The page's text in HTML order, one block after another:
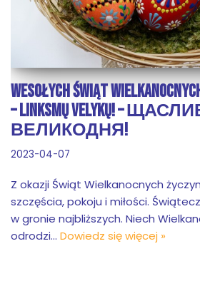
WESOŁYCH ŚWIĄT
– LINKSMŲ VELYKŲ! –
ВЕЛИКОДНЯ!
2023-04-07
Z okazji Świąt Wielkanocnych
szczęścia, pokoju i miłości.
w gronie najbliższych. Niech
odrodzi… Dowiedz się więcej »